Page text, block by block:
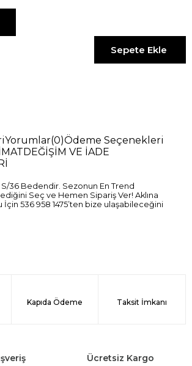
Yorumlar(0)Ödeme Seçenekleri
DEĞİŞİM VE İADE
36 Bedendir. Sezonun En Trend
Seç ve Hemen Sipariş Ver! Aklına
İçin 536 958 1475’ten bize ulaşabileceğini
Kapıda Ödeme Taksit İmkanı
Ücretsiz Kargo